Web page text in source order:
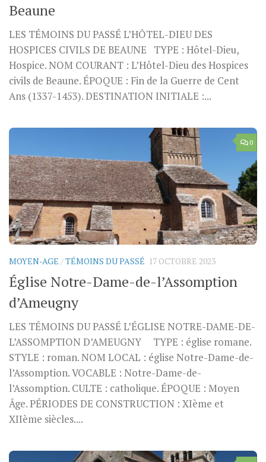
Beaune
LES TÉMOINS DU PASSÉ L’HÔTEL-DIEU DES
HOSPICES CIVILS DE BEAUNE TYPE : Hôtel-Dieu,
Hospice. NOM COURANT : L’Hôtel-Dieu des Hospices
civils de Beaune. ÉPOQUE : Fin de la Guerre de Cent
Ans (1337-1453). DESTINATION INITIALE :...
0
MOYEN-AGE /TÉMOINS DU PASSÉ 17 OCTOBRE 2023
Église Notre-Dame-de-l’Assomption
d’Ameugny
LES TÉMOINS DU PASSÉ L’ÉGLISE NOTRE-DAME-DE-
L’ASSOMPTION D’AMEUGNY TYPE : église romane.
STYLE : roman. NOM LOCAL : église Notre-Dame-de-
l’Assomption. VOCABLE : Notre-Dame-de-
l’Assomption. CULTE : catholique. ÉPOQUE : Moyen
Âge. PÉRIODES DE CONSTRUCTION : XIème et
XIIème siècles....